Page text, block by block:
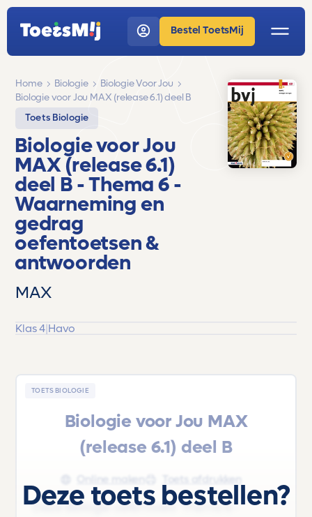
Bestel ToetsMij
Home Biologie
Biologie Voor Jou
Biologie voor Jou MAX (release 6.1) deel B
Toets Biologie
Biologie voor Jou
MAX (release 6.1)
deel B- Thema 6 -
Waarneming en
gedrag
oefentoetsen &
antwoorden
MAX
Klas 4|Havo
TOETS BIOLOGIE
Biologie voor Jou MAX
(release 6.1) deel B
Online maken Toets afdrukken
Deze Biologie oefentoets 'Thema 6 -
Deze toets bestellen?